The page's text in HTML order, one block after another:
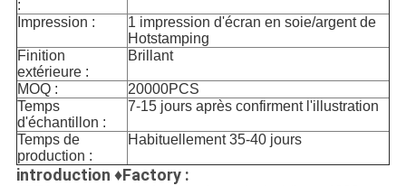
:
Impression :
1 impression d'écran en soie/argent de
Hotstamping
Finition
extérieure :
Brillant
MOQ :
20000PCS
Temps
d'échantillon :
7-15 jours après confirment l'illustration
Temps de
production :
Habituellement 35-40 jours
introduction ♦Factory :